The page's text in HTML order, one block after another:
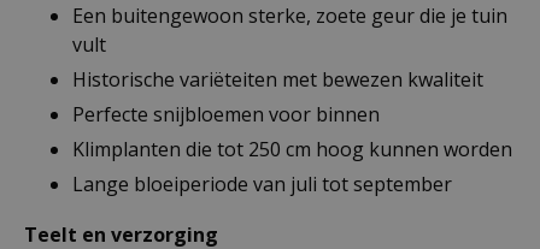
Een buitengewoon sterke, zoete geur die je tuin
vult
Historische variëteiten met bewezen kwaliteit
Perfecte snijbloemen voor binnen
Klimplanten die tot 250 cm hoog kunnen worden
Lange bloeiperiode van juli tot september
Teelt en verzorging